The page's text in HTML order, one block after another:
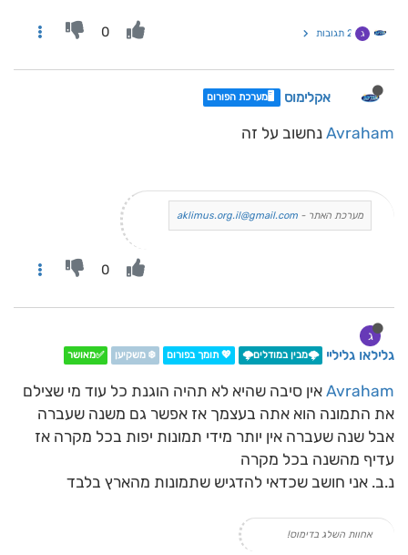
ג 2 תגובות 0
אקלימוס 🖥️מערכת הפורום
Avraham נחשוב על זה
מערכת האתר - aklimus.org.il@gmail.com
0
ג
גלילאו גליליי 🌩️מבין במודלים🌩️ 💖 תומך בפורום ❄️ משקיען ✅מאושר
Avraham אין סיבה שהיא לא תהיה הוגנת כל עוד מי שצילם
את התמונה הוא אתה בעצמך אז אפשר גם משנה שעברה
אבל שנה שעברה אין יותר מידי תמונות יפות בכל מקרה אז
עדיף מהשנה בכל מקרה
נ.ב. אני חושב שכדאי להדגיש שתמונות מהארץ בלבד
אחוות השלג בדימוס!